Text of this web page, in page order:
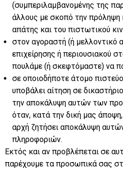
(συμπεριλαμβανομένης της
άλλους με σκοπό την πρόληψη
απάτης και του πιστωτικού
στον αγοραστή (ή μελλοντικό
επιχείρησης ή περιουσιακού
πουλάμε (ή σκεφτόμαστε) να
σε οποιοδήποτε άτομο
υποβάλει αίτηση σε
την αποκάλυψη αυτών των
όταν, κατά την δική μας
αρχή ζητήσει αποκάλυψη
πληροφοριών.
Εκτός και αν προβλέπεται σε
παρέχουμε τα προσωπικά σας